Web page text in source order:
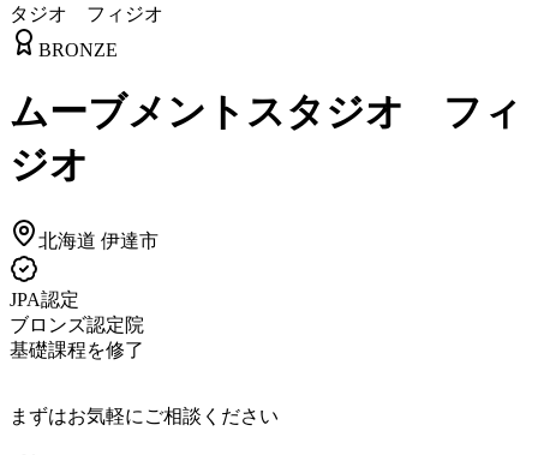
タジオ フィジオ
BRONZE
ムーブメントスタジオ フィ
ジオ
北海道 伊達市
JPA認定
ブロンズ認定院
基礎課程を修了
まずはお気軽にご相談ください